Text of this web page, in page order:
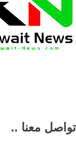
تواصل معنا ..